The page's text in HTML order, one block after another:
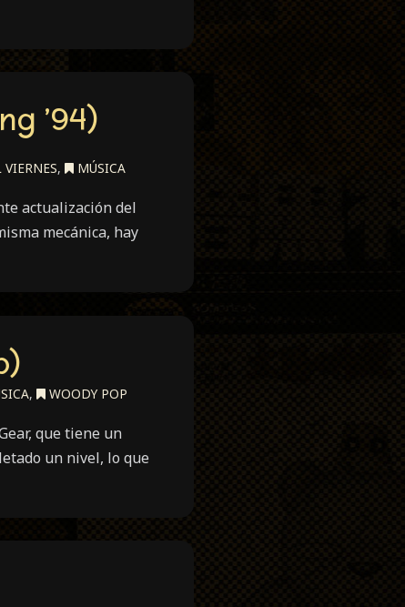
’94)
, MÚSICA
actualización del
mecánica, hay
, WOODY POP
que tiene un
un nivel, lo que